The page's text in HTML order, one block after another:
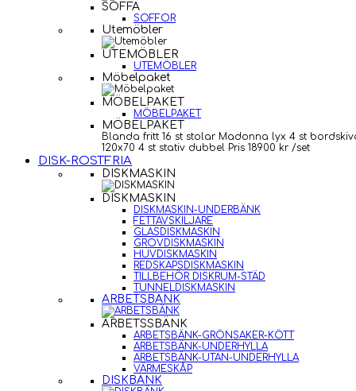
SOFFA
SOFFOR
Utemöbler
UTEMÖBLER
UTEMÖBLER
Möbelpaket
MÖBELPAKET
MÖBELPAKET
MÖBELPAKET
Blanda fritt 16 st stolar Madonna lyx 4 st
120x70 4 st stativ dubbel Pris 18900 kr /set
DISK-ROSTFRIA
DISKMASKIN
DISKMASKIN
DISKMASKIN-UNDERBÄNK
FETTAVSKILJARE
GLASDISKMASKIN
GROVDISKMASKIN
HUVDISKMASKIN
REDSKAPSDISKMASKIN
TILLBEHÖR DISKRUM-STÄD
TUNNELDISKMASKIN
ARBETSBÄNK
ARBETSSBÄNK
ARBETSBÄNK-GRÖNSAKER-KÖTT
ARBETSBÄNK-UNDERHYLLA
ARBETSBÄNK-UTAN-UNDERHYLLA
VÄRMESKÅP
DISKBÄNK